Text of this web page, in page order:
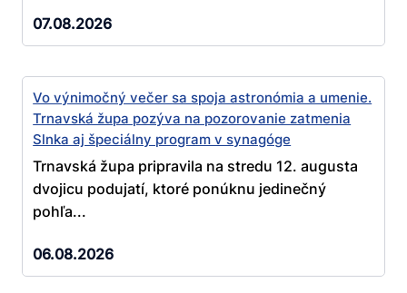
07.08.2026
Vo výnimočný večer sa spoja astronómia a umenie.
Trnavská župa pozýva na pozorovanie zatmenia
Slnka aj špeciálny program v synagóge
Trnavská župa pripravila na stredu 12. augusta
dvojicu podujatí, ktoré ponúknu jedinečný
pohľa...
06.08.2026